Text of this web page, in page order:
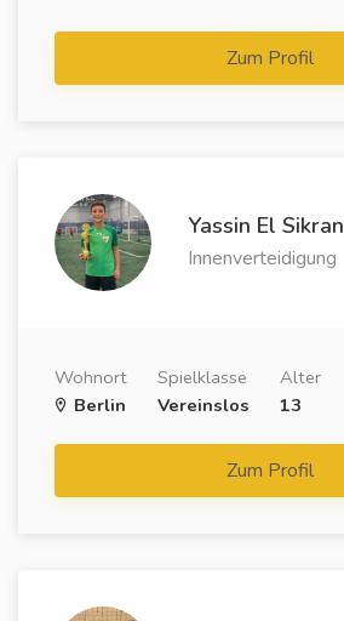
Zum Profil
Yassin El Sikran
Innenverteidigung
Wohnort
Berlin
Spielklasse
Vereinslos
Alter
13
Zum Profil